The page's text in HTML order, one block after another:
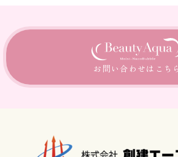
お問い合わせは こちら